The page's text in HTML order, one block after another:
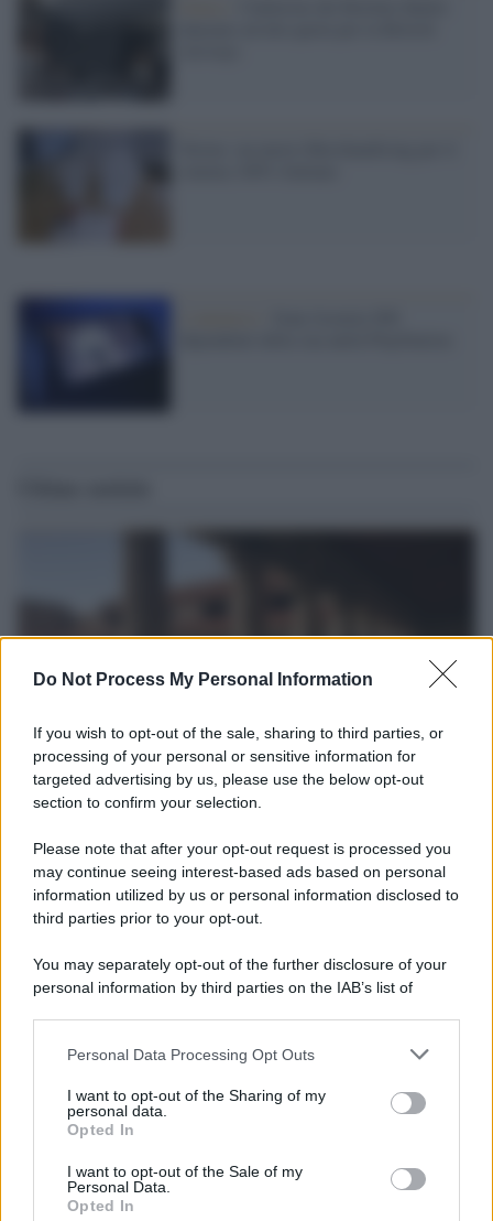
Do Not Process My Personal Information
If you wish to opt-out of the sale, sharing to third parties, or
processing of your personal or sensitive information for
targeted advertising by us, please use the below opt-out
section to confirm your selection.
Please note that after your opt-out request is processed you
may continue seeing interest-based ads based on personal
information utilized by us or personal information disclosed to
third parties prior to your opt-out.
You may separately opt-out of the further disclosure of your
personal information by third parties on the IAB’s list of
This information may also be disclosed by us to third parties
disclose it to other third parties.
Please note that this website/app uses one or more Google
services and may gather and store information including but
not limited to your visit or usage behaviour. You may click to
grant or deny consent to Google and its third-party tags to
Personal Data Processing Opt Outs
I want to opt-out of the Sharing of my
personal data.
Opted In
I want to opt-out of the Sale of my
Personal Data.
Opted In
Oplontis, le vittime dell’eruzione del Vesuvio
furono più numerose del previsto
Uno studio bioarcheologico sui resti rinvenuti nella Villa B
ricostruisce la dieta degli abitanti: cereali, legumi e prodotti
agricoli erano alla base dell’alimentazione, mentre le risorse
Il medagliere /
Europei di nuoto: Pellecani guida una super
Italia
Il centenario /A L'Aquila arriva la mostra "TITO, 100 anni